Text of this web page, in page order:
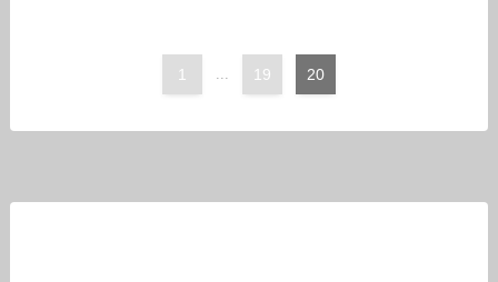
1 ... 19 20